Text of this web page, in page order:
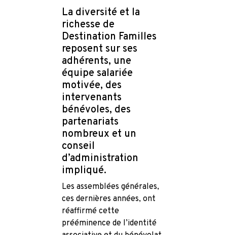
La diversité et la
richesse de
Destination Familles
reposent sur ses
adhérents, une
équipe salariée
motivée, des
intervenants
bénévoles, des
partenariats
nombreux et un
conseil
d’administration
impliqué.
Les assemblées générales,
ces dernières années, ont
réaffirmé cette
prééminence de l’identité